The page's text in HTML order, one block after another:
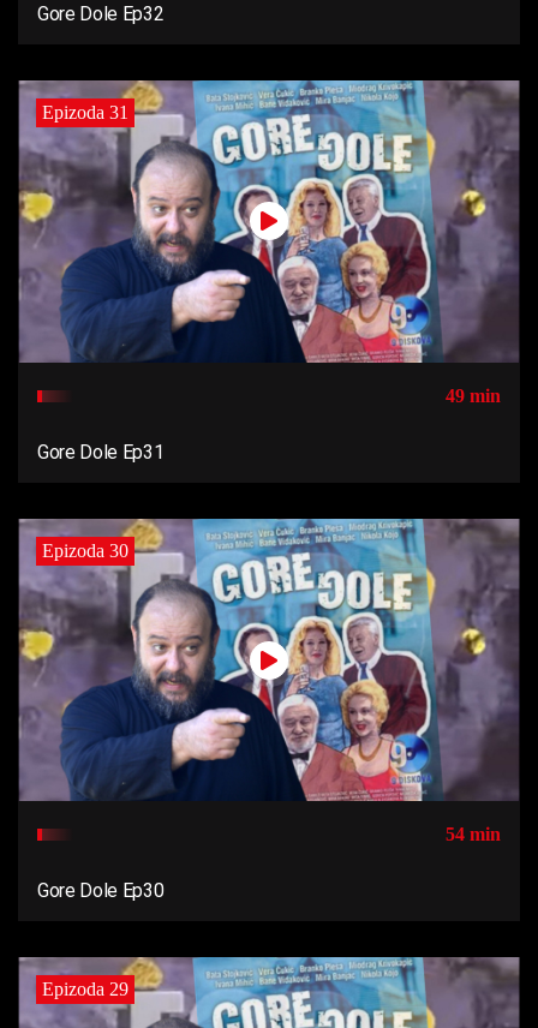
Gore Dole Ep32
Epizoda 31
49 min
Gore Dole Ep31
Epizoda 30
54 min
Gore Dole Ep30
Epizoda 29